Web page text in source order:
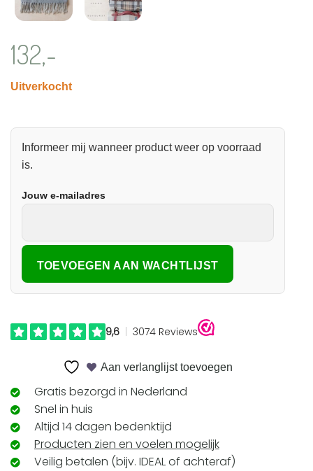
132,-
Uitverkocht
Informeer mij wanneer product weer op voorraad
is.
Jouw e-mailadres
Aan verlanglijst toevoegen
Gratis bezorgd in Nederland
Snel in huis
Altijd 14 dagen bedenktijd
Producten zien en voelen mogelijk
Veilig betalen (bijv. IDEAL of achteraf)